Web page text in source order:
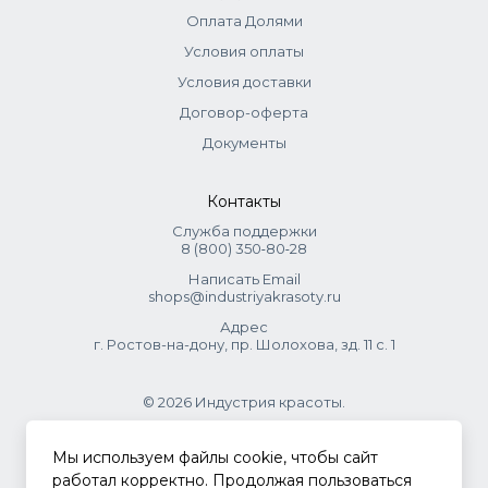
Оплата Долями
Условия оплаты
Условия доставки
Договор-оферта
Документы
Контакты
Служба поддержки
8 (800) 350‑80‑28
Написать Email
shops@industriyakrasoty.ru
Адрес
г. Ростов-на-дону, пр. Шолохова, зд. 11 с. 1
© 2026 Индустрия красоты.
.
Мы используем файлы cookie, чтобы сайт
работал корректно. Продолжая пользоваться